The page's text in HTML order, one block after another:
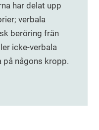
har delat upp
verbala
beröring från
icke-verbala
någons kropp.